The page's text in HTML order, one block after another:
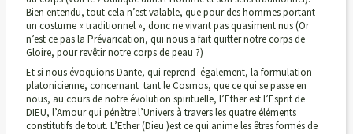
Bien entendu, tout cela n’est valable, que pour des hommes portant
un costume « traditionnel », donc ne vivant pas quasiment nus (Or
n’est ce pas la Prévarication, qui nous a fait quitter notre corps de
Gloire, pour revêtir notre corps de peau ?)
Et si nous évoquions Dante, qui reprend également, la formulation
platonicienne, concernant tant le Cosmos, que ce qui se passe en
nous, au cours de notre évolution spirituelle, l’Ether est l’Esprit de
DIEU, l’Amour qui pénètre l’Univers à travers les quatre éléments
constitutifs de tout. L’Ether (Dieu )est ce qui anime les êtres formés de